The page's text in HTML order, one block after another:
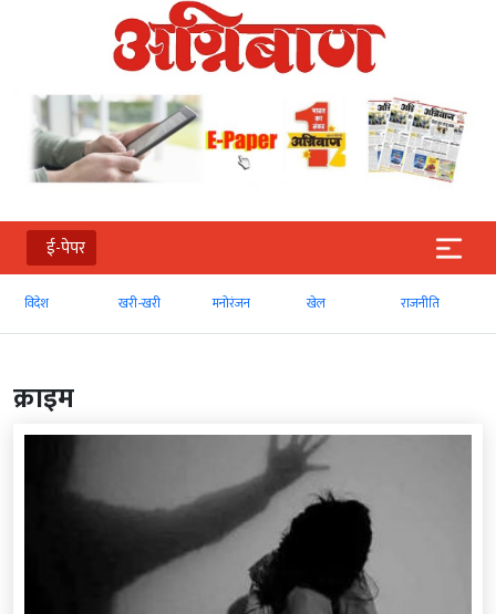
ई-पेपर
खरी-खरी मनोरंजन खेल राजनीति व्‍यापार
क्राइम